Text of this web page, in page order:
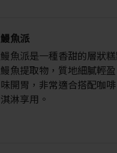
鰻魚派
鰻魚派是一種香甜的層狀
鰻魚提取物，質地細膩輕
味開胃，非常適合搭配咖
淇淋享用。